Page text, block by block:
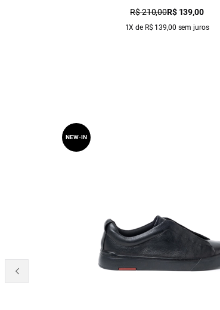
Vintage
R$ 210,00R$ 139,00
1X de R$ 139,00 sem juros
NEW-IN